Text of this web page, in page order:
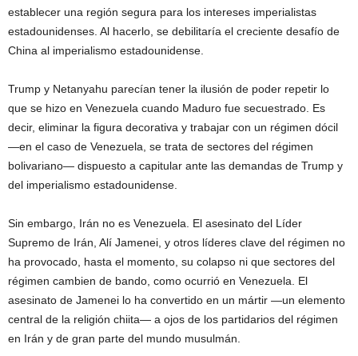
establecer una región segura para los intereses imperialistas
estadounidenses. Al hacerlo, se debilitaría el creciente desafío de
China al imperialismo estadounidense.
Trump y Netanyahu parecían tener la ilusión de poder repetir lo
que se hizo en Venezuela cuando Maduro fue secuestrado. Es
decir, eliminar la figura decorativa y trabajar con un régimen dócil
—en el caso de Venezuela, se trata de sectores del régimen
bolivariano— dispuesto a capitular ante las demandas de Trump y
del imperialismo estadounidense.
Sin embargo, Irán no es Venezuela. El asesinato del Líder
Supremo de Irán, Alí Jamenei, y otros líderes clave del régimen no
ha provocado, hasta el momento, su colapso ni que sectores del
régimen cambien de bando, como ocurrió en Venezuela. El
asesinato de Jamenei lo ha convertido en un mártir —un elemento
central de la religión chiita— a ojos de los partidarios del régimen
en Irán y de gran parte del mundo musulmán.